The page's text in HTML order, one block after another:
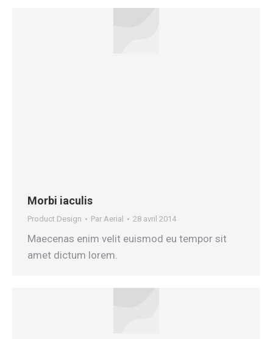
Morbi iaculis
Product Design Par Aerial 28 avril 2014
Maecenas enim velit euismod eu tempor sit
amet dictum lorem.